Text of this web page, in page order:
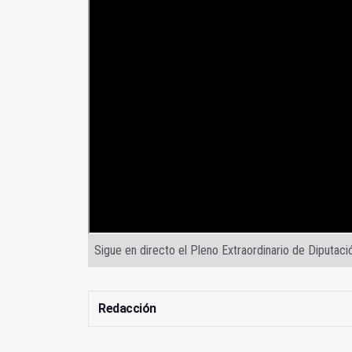
Sigue en directo el Pleno Extraordinario de
Redacción